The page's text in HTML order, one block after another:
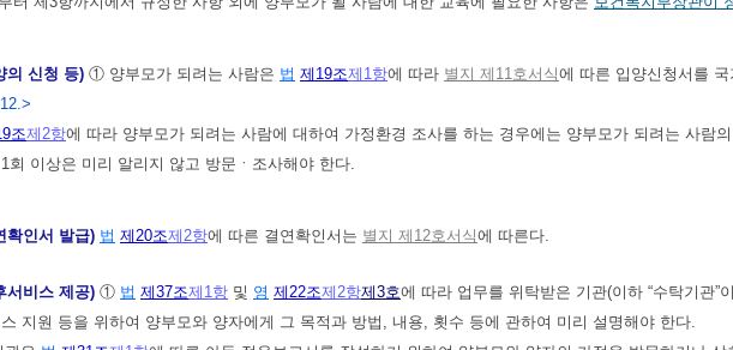
의 신청 등) ① 양부모가 되려는 사람은 법 제19조제1항에 따라 별지 제11호서식에 따른 입양신청서를
조제2항에 따라 양부모가 되려는 사람에 대하여 가정환경 조사를 하는 경우에는 양부모가 되려는 사람
회 이상은 미리 알리지 않고 방문ㆍ조사해야 한다.
확인서 발급) 법 제20조제2항에 따른 결연확인서는 별지 제12호서식에 따른다.
서비스 제공) ① 법 제37조제1항 및 영 제22조제2항제3호에 따라 업무를 위탁받은 기관(이하 “수탁기관”
지원 등을 위하여 양부모와 양자에게 그 목적과 방법, 내용, 횟수 등에 관하여 미리 설명해야 한다.